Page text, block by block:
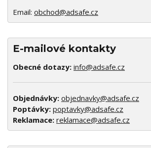
Email: obchod@adsafe.cz
E-mailové kontakty
Obecné dotazy: info@adsafe.cz
Objednávky: objednavky@adsafe.cz
Poptávky: poptavky@adsafe.cz
Reklamace: reklamace@adsafe.cz